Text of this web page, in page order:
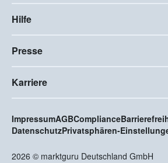
Hilfe
Presse
Karriere
ImpressumAGBCompliance
DatenschutzPrivatsphären-
2026 © marktguru Deutschland GmbH